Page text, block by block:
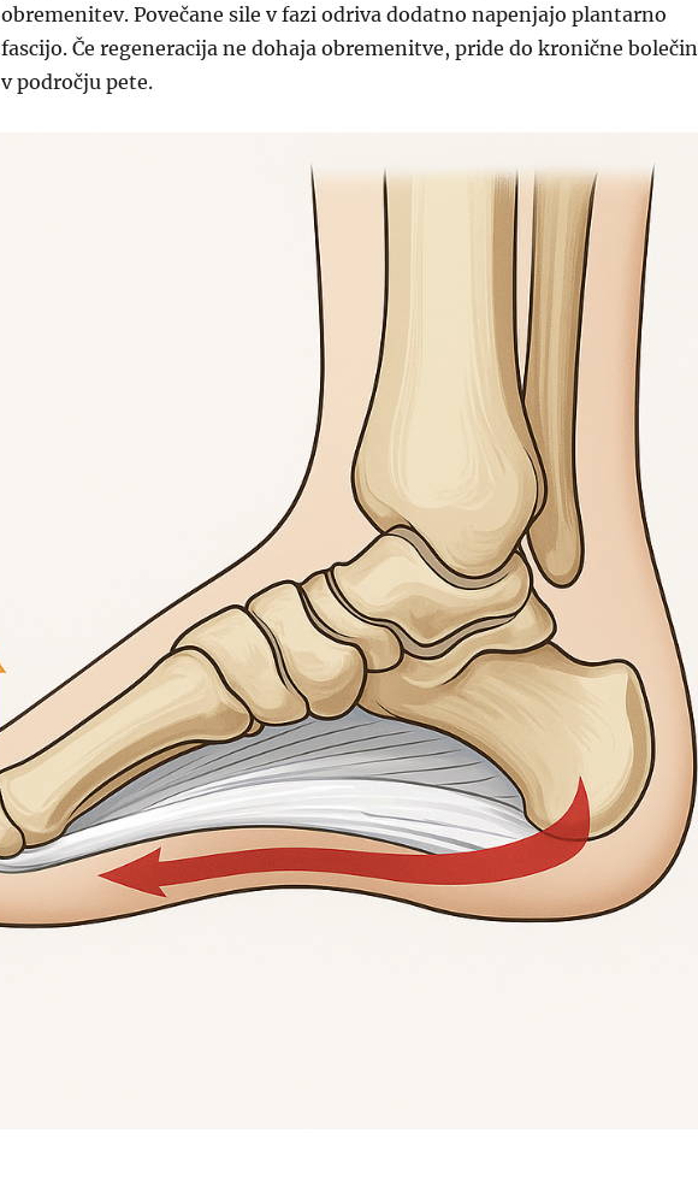
obremenitev. Povečane sile v fazi odriva dodatno napenjajo plantarno
fascijo. Če regeneracija ne dohaja obremenitve, pride do kronične
v področju pete.